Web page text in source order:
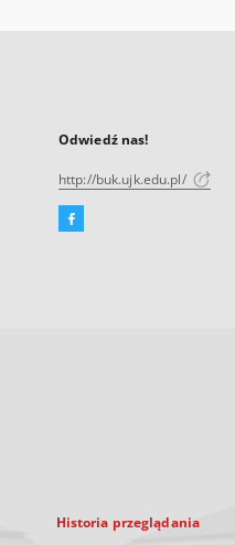
Odwiedź nas!
http://buk.ujk.edu.pl/
Facebook
Historia przeglądania